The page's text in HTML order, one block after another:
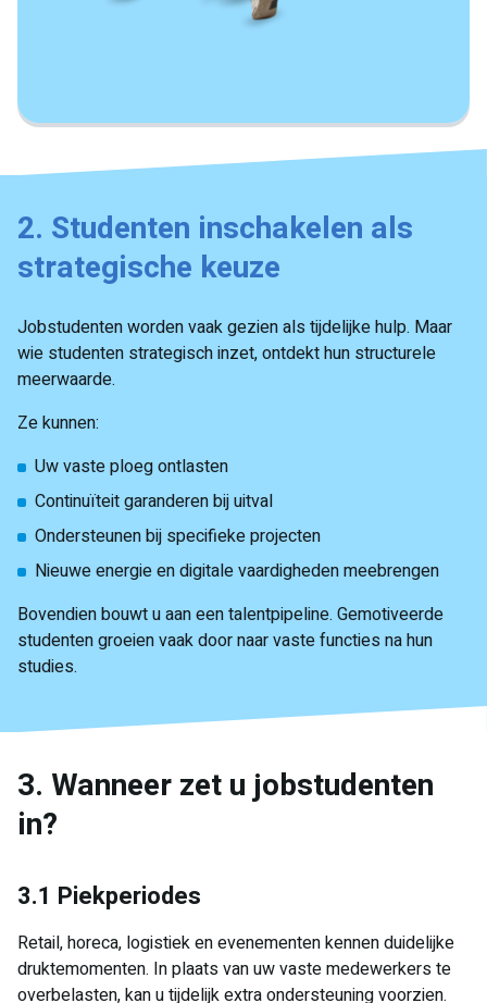
2. Studenten inschakelen als
strategische keuze
Jobstudenten worden vaak gezien als tijdelijke hulp. Maar
wie studenten strategisch inzet, ontdekt hun structurele
meerwaarde.
Ze kunnen:
Uw vaste ploeg ontlasten
Continuïteit garanderen bij uitval
Ondersteunen bij specifieke projecten
Nieuwe energie en digitale vaardigheden meebrengen
Bovendien bouwt u aan een talentpipeline. Gemotiveerde
studenten groeien vaak door naar vaste functies na hun
studies.
3. Wanneer zet u jobstudenten
in?
3.1 Piekperiodes
Retail, horeca, logistiek en evenementen kennen duidelijke
druktemomenten. In plaats van uw vaste medewerkers te
overbelasten, kan u tijdelijk extra ondersteuning voorzien.